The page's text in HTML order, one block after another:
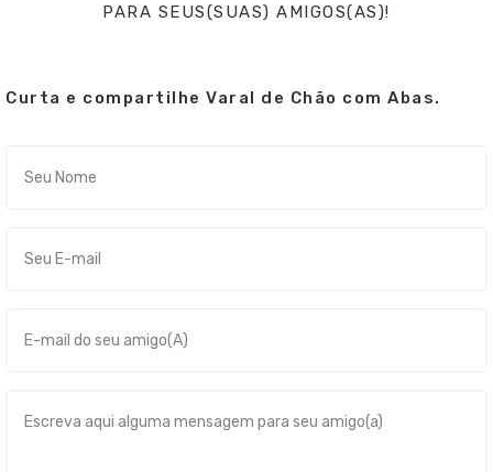
PARA SEUS(SUAS) AMIGOS(AS)!
Curta e compartilhe Varal de Chão com Abas.